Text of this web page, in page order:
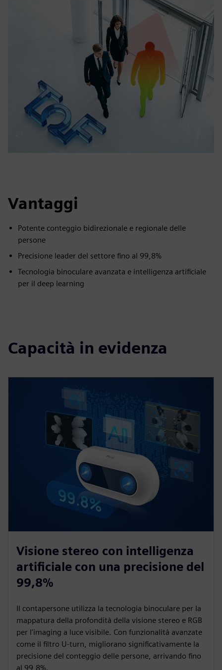
Vantaggi
Potente conteggio bidirezionale e regionale delle
persone
Precisione leader del settore fino al 99,8%
Tecnologia binoculare avanzata e intelligenza artificiale
per il deep learning
Capacità in evidenza
Visione stereo con intelligenza
artificiale con una precisione del
99,8%
Il contapersone utilizza la tecnologia binoculare per la
mappatura della profondità della visione stereo e RGB
per l'imaging a luce visibile. Con funzionalità avanzate
come il filtro U-turn, migliorano significativamente la
precisione del conteggio delle persone, arrivando fino
al 99,8%.